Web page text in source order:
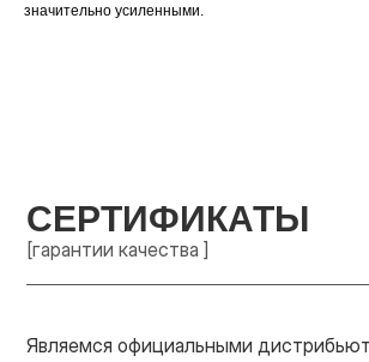
значительно усиленными.
СЕРТИФИКАТЫ
[гарантии качества ]
Являемся официальными